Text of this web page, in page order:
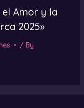
el Amor y la
2025»
/ By